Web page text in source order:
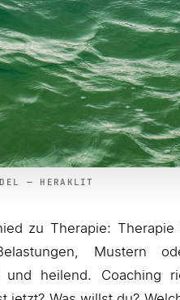
— HERAKLIT
zu Therapie:
Mustern
und heilend. Coaching